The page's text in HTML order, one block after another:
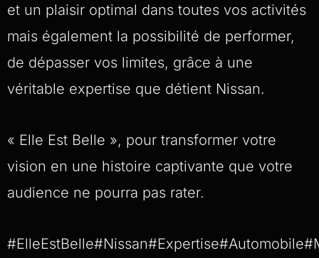
et un plaisir optimal dans toutes vos activités
mais également la possibilité de performer,
de dépasser vos limites, grâce à une
véritable expertise que détient Nissan.
« Elle Est Belle », pour transformer votre
vision en une histoire captivante que votre
audience ne pourra pas rater.